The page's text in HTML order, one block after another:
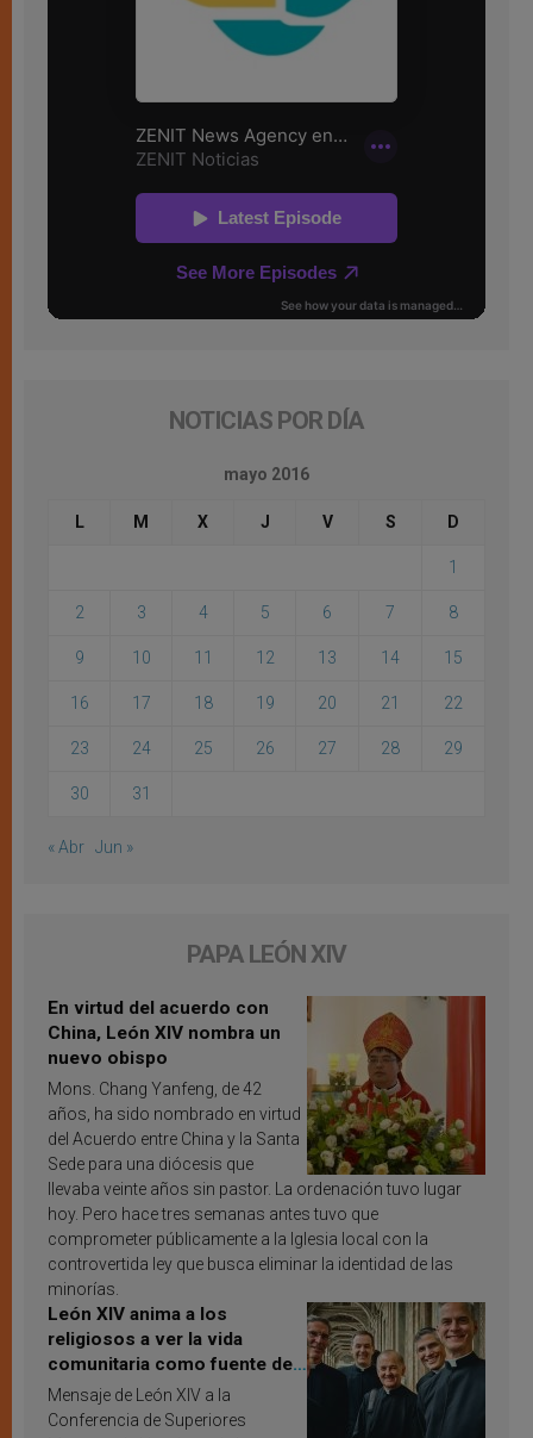
NOTICIAS POR DÍA
mayo 2016
L M X J V S D
1
2 3 4 5 6 7 8
9 10 11 12 13 14 15
16 17 18 19 20 21 22
23 24 25 26 27 28 29
30 31
« Abr Jun »
PAPA LEÓN XIV
En virtud del acuerdo con
China, León XIV nombra un
nuevo obispo
Mons. Chang Yanfeng, de 42
años, ha sido nombrado en virtud
del Acuerdo entre China y la Santa
Sede para una diócesis que
llevaba veinte años sin pastor. La ordenación tuvo lugar
hoy. Pero hace tres semanas antes tuvo que
comprometer públicamente a la Iglesia local con la
controvertida ley que busca eliminar la identidad de las
minorías.
León XIV anima a los
religiosos a ver la vida
comunitaria como fuente de
inspiración y santificación
Mensaje de León XIV a la
Conferencia de Superiores